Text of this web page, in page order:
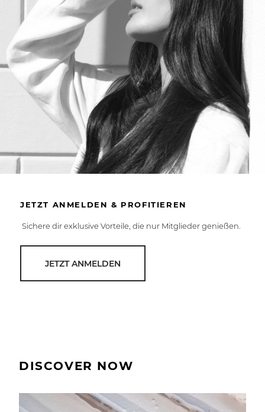
JETZT ANMELDEN & PROFITIEREN
Sichere dir exklusive Vorteile, die nur Mitglieder genießen.
JETZT ANMELDEN
DISCOVER NOW